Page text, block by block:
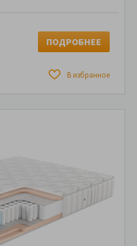
В избранное
ПОДРОБНЕЕ